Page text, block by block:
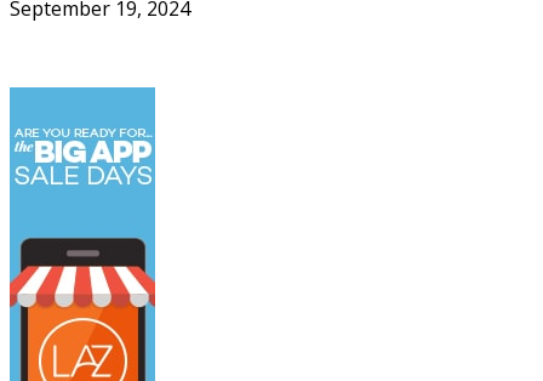
September 19, 2024